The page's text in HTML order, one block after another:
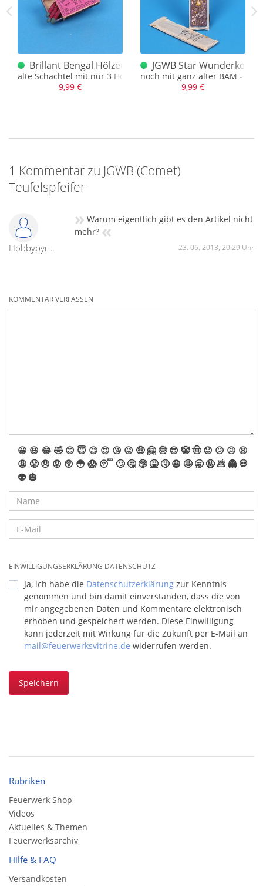
alt Brillant Bengal Hölzer Köpenick JGWB Logo
alte Schachtel mit nur 3 Hölzern
9,99 €
JGWB Star
noch mit ganz alter BAM -
9,99 €
1 Kommentar zu JGWB (Comet)
Teufelspfeifer
Hobbypyrotechniker
» Warum eigentlich gibt es den Artikel nicht
mehr? «
23. 06. 2013, 20:29 Uhr
KOMMENTAR VERFASSEN
😀 😆 😂🤣 😊 😇 😉 😍 😘 😜 🤑 🤗 🤓 😎 🤡🤠 😟 😕 😖 😫
😩 😤 😠 😡 😲 😳 😱 😴 🙄 🤔 🤥 🤮 🤧 😷 🤩 🥱 🤬 💩 👻 💀
👽 🎃
EINWILLIGUNGSERKLÄRUNG DATENSCHUTZ
Ja, ich habe die Datenschutzerklärung zur Kenntnis
genommen und bin damit einverstanden, dass die von
mir angegebenen Daten und Kommentare elektronisch
erhoben und gespeichert werden. Diese Einwilligung
kann jederzeit mit Wirkung für die Zukunft per E-Mail an
mail@feuerwerksvitrine.de widerrufen werden.
Speichern
Rubriken
Feuerwerk Shop
Videos
Aktuelles & Themen
Feuerwerksarchiv
Hilfe & FAQ
Versandkosten